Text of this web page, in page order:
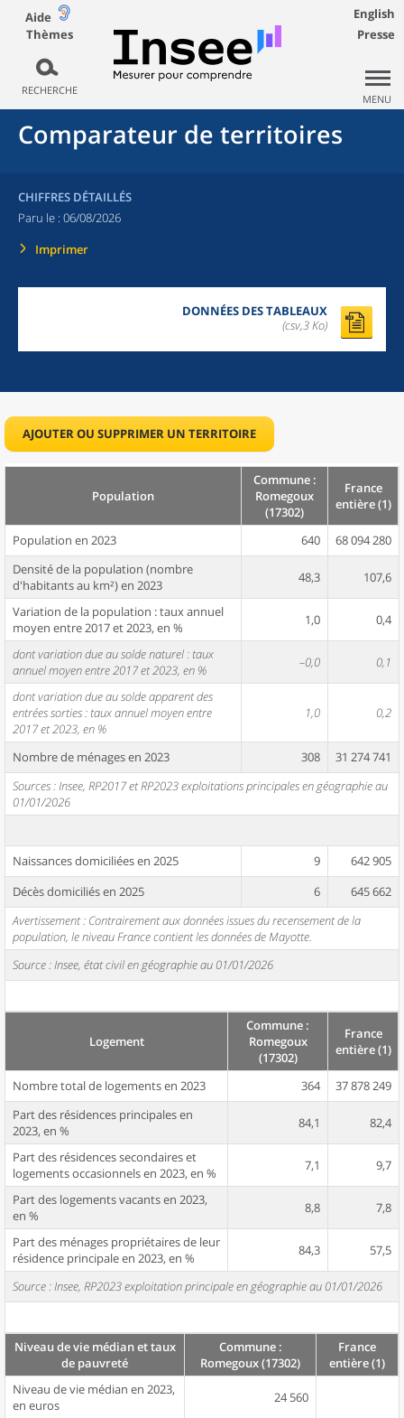
Aide
Thèmes
RECHERCHE
English
Presse
MENU
Comparateur de territoires
CHIFFRES DÉTAILLÉS
Paru le : 06/08/2026
Imprimer
DONNÉES DES TABLEAUX
(csv,3 Ko)
AJOUTER OU SUPPRIMER UN TERRITOIRE
Population
Commune :
Romegoux
(17302)
France
entière (1)
Population en 2023 640
68 094 280
Densité de la population (nombre
d'habitants au km²) en 2023
48,3 107,6
Variation de la population : taux annuel
moyen entre 2017 et 2023, en %
1,0 0,4
dont variation due au solde naturel : taux
annuel moyen entre 2017 et 2023, en %
–0,0 0,1
dont variation due au solde apparent des
entrées sorties : taux annuel moyen entre
2017 et 2023, en %
1,0 0,2
Nombre de ménages en 2023 308
31 274 741
Sources : Insee, RP2017 et RP2023 exploitations principales en géographie au
01/01/2026
Naissances domiciliées en 2025 9
642 905
Décès domiciliés en 2025
6
645 662
Avertissement : Contrairement aux données issues du recensement de la
population, le niveau France contient les données de Mayotte.
Source : Insee, état civil en géographie au 01/01/2026
Logement
Commune :
Romegoux
(17302)
France
entière (1)
Nombre total de logements en 2023 364
37 878 249
Part des résidences principales en
2023, en %
84,1 82,4
Part des résidences secondaires et
logements occasionnels en 2023, en %
7,1 9,7
Part des logements vacants en 2023,
en %
8,8 7,8
Part des ménages propriétaires de leur
résidence principale en 2023, en %
84,3 57,5
Source : Insee, RP2023 exploitation principale en géographie au 01/01/2026
Niveau de vie médian et taux
de pauvreté
Commune :
Romegoux (17302)
France
entière (1)
Niveau de vie médian en 2023,
en euros
24 560